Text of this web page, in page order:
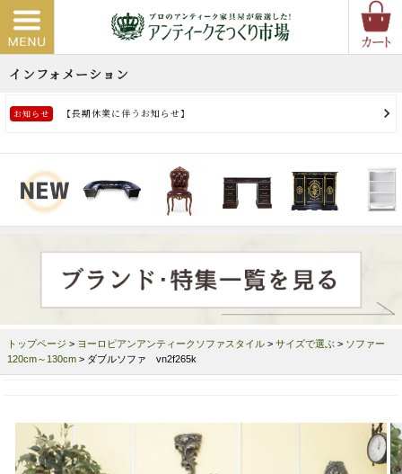
トップページ > ヨーロピアンアンティークソファスタイル > サイズで選ぶ > ソファー
120cm～130cm > ダブルソファ vn2f265k